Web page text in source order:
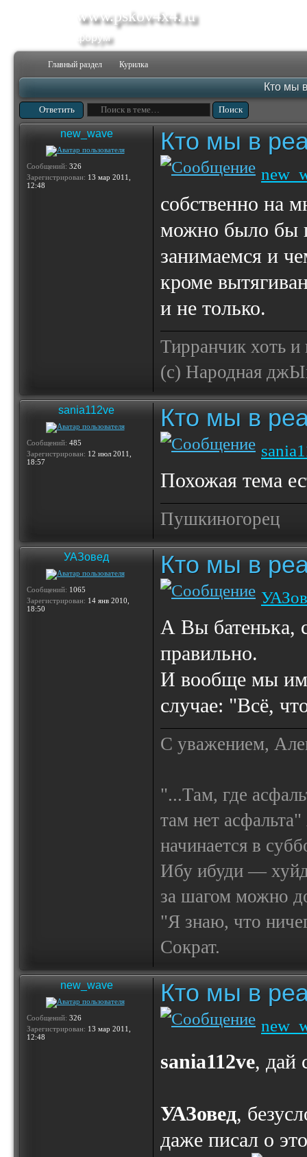
www.pskov4x4.ru
форум
Главный раздел Курилка
Кто мы
Ответить
new_wave
Сообщений: 326
Зарегистрирован: 13 мар 2011,
12:48
Кто мы в
собственно на
можно было бы
занимаемся и
кроме
и не только.
Тирранчик хоть и
(с) Народная
sania112ve
Сообщений: 485
Зарегистрирован: 12 июл 2011,
18:57
Кто мы в
Похожая тема
Пушкиногорец
УАЗовед
Сообщений: 1065
Зарегистрирован: 14 янв 2010,
18:50
Кто мы в
А Вы батенька,
правильно.
И вообще мы
случае: "Всё,
С уважением,
"...Там, где
там нет
начинается в
Ибу ибуди —
за шагом можно
"Я знаю, что
Сократ.
new_wave
Сообщений: 326
Зарегистрирован: 13 мар 2011,
12:48
Кто мы в
sania112ve, дай
УАЗовед,
даже писал о